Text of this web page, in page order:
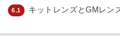
6.1 キットレンズとGMレン